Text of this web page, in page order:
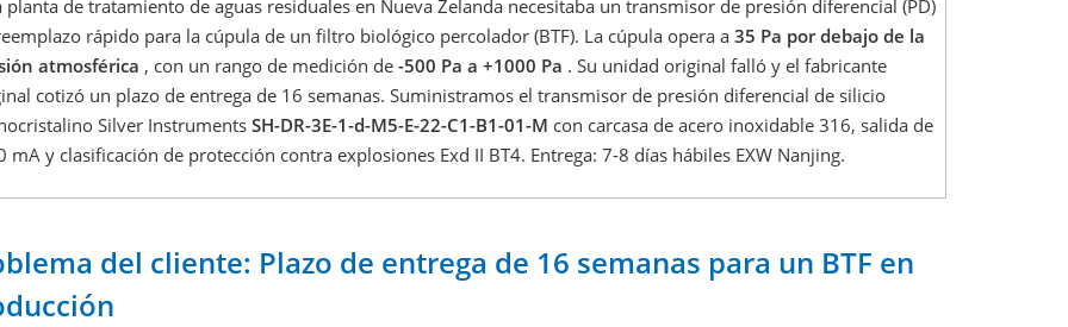
planta de tratamiento de aguas residuales en Nueva Zelanda necesitaba un transmisor de presión diferencial (PD)
rápido para la cúpula de un filtro biológico percolador (BTF). La cúpula opera a 35 Pa por debajo de la
atmosférica , con un rango de medición de -500 Pa a +1000 Pa . Su unidad original falló y el fabricante
cotizó un plazo de entrega de 16 semanas. Suministramos el transmisor de presión diferencial de silicio
Silver InstrumentsSH-DR-3E-1-d-M5-E-22-C1-B1-01-M con carcasa de acero inoxidable 316, salida de
mA y clasificación de protección contra explosiones Exd II BT4. Entrega: 7-8 días hábiles EXW Nanjing.
del cliente: Plazo de entrega de 16 semanas para un BTF en